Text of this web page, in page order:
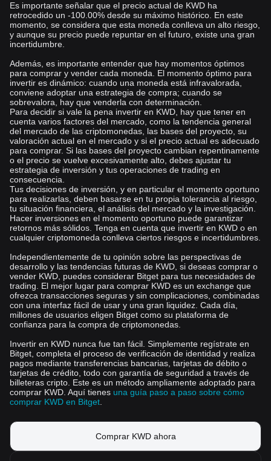
Es importante señalar que el precio actual de KWD ha
retrocedido un -100.00% desde su máximo histórico. En este
momento, se considera que esta moneda conlleva un alto riesgo,
y aunque su precio puede repuntar en el futuro, existe una gran
incertidumbre.
Además, es importante entender que hay momentos óptimos
para comprar y vender cada moneda. El momento óptimo para
invertir es dinámico: cuando una moneda está infravalorada,
conviene adoptar una estrategia de compra; cuando se
sobrevalora, hay que venderla con determinación.
Para decidir si vale la pena invertir en KWD, hay que tener en
cuenta varios factores del mercado, como la tendencia general
del mercado de las criptomonedas, las bases del proyecto, su
valoración actual en el mercado y si el precio actual es adecuado
para comprar. Si las bases del proyecto cambian repentinamente
o el precio se vuelve excesivamente alto, debes ajustar tu
estrategia de inversión y tus operaciones de trading en
consecuencia.
Tus decisiones de inversión, y en particular el momento oportuno
para realizarlas, deben basarse en tu propia tolerancia al riesgo,
tu situación financiera, el análisis del mercado y la investigación.
Hacer inversiones en el momento oportuno puede garantizar
retornos más sólidos. Tenga en cuenta que invertir en KWD o en
cualquier criptomoneda conlleva ciertos riesgos e incertidumbres.
Independientemente de tu opinión sobre las perspectivas de
desarrollo y las tendencias futuras de KWD, si deseas comprar o
vender KWD, puedes considerar Bitget para tus necesidades de
trading. El mejor lugar para comprar KWD es un exchange que
ofrezca transacciones seguras y sin complicaciones, combinadas
con una interfaz fácil de usar y una gran liquidez. Cada día,
millones de usuarios eligen Bitget como su plataforma de
confianza para la compra de criptomonedas.
Invertir en KWD nunca fue tan fácil. Simplemente regístrate en
Bitget, completa el proceso de verificación de identidad y realiza
pagos mediante transferencias bancarias, tarjetas de débito o
tarjetas de crédito, todo con garantía de seguridad a través de
billeteras cripto. Este es un método ampliamente adoptado para
comprar KWD. Aquí tienes una guía paso a paso sobre cómo
comprar KWD en Bitget
Comprar KWD ahora